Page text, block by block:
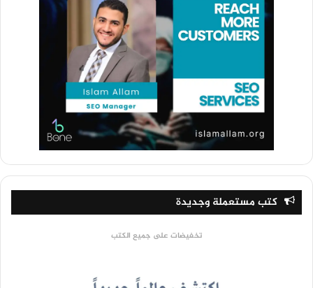
كتب مستعملة وجديدة
تخفيضات على جميع الكتب